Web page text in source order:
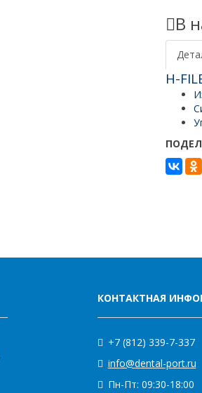
25мм
№45
(6шт),
В
H-
КОНТАКТНАЯ
+7 (812) 339-7-337
info@dental-port.ru
Пн-Пт: 09:30-18:00